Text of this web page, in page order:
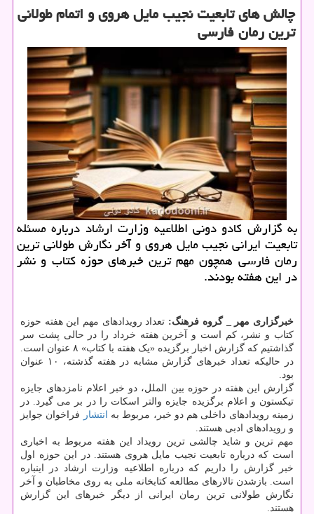
چالش های تابعیت نجیب مایل هروی و اتمام طولانی
ترین رمان فارسی
به گزارش كادو دونی اطلاعیه وزارت ارشاد درباره مسئله
تابعیت ایرانی نجیب مایل هروی و آخر نگارش طولانی ترین
رمان فارسی همچون مهم ترین خبرهای حوزه كتاب و نشر
در این هفته بودند.
خبرگزاری مهر _ گروه فرهنگ: تعداد رویدادهای مهم این هفته حوزه
کتاب و نشر، کم است و آخرین هفته خرداد را در حالی پشت سر
گذاشتیم که گزارش اخبار برگزیده «یک هفته با کتاب» ۸ عنوان است.
در حالیکه تعداد خبرهای گزارش مشابه در هفته گذشته، ۱۰ عنوان
بود.
گزارش این هفته در حوزه بین الملل، دو خبر اعلام نامزدهای جایزه
تیکستون و اعلام برگزیده جایزه والتر اسکات را در بر می گیرد. در
زمینه رویدادهای داخلی هم دو خبر، مربوط به
انتشار
فراخوان جوایز
و رویدادهای ادبی هستند.
مهم ترین و شاید چالشی ترین رویداد این هفته مربوط به اخباری
است که درباره تابعیت نجیب مایل هروی هستند. در این حوزه اول
خبر گزارش را داریم که درباره اطلاعیه وزارت ارشاد در اینباره
است. بازشدن تالارهای مطالعه کتابخانه ملی به روی مخاطبان و آخر
نگارش طولانی ترین رمان ایرانی از دیگر خبرهای این گزارش
هستند.